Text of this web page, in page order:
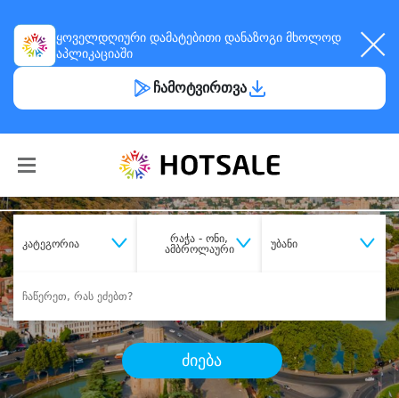
ყოველდღიური დამატებითი დანაზოგი მხოლოდ
აპლიკაციაში
ჩამოტვირთვა
კატეგორია
რაჭა - ონი,
ამბროლაური
უბანი
ძიება
შეიძინესასურველი მომსახურება